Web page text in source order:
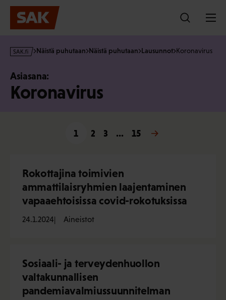
Hyppää
sisältöön
s
k
·
Näistä puhutaan Näistä puhutaan Lausunnot Koronavirus
Asiasana:
Koronavirus
1 2 3 … 15
Seuraava »
Rokottajina toimivien
ammattilaisryhmien laajentaminen
vapaaehtoisissa covid-rokotuksissa
24.1.2024 Aineistot
Sosiaali- ja terveydenhuollon
valtakunnallisen
pandemiavalmiussuunnitelman